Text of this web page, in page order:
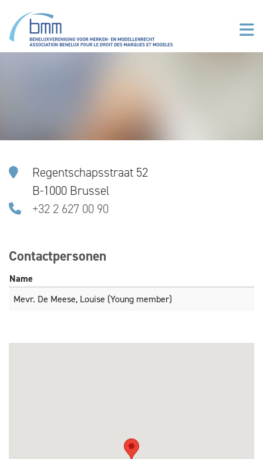
Regentschapsstraat 52
B-1000 Brussel
+32 2 627 00 90
Contactpersonen
Name
Mevr. De Meese, Louise (Young member)